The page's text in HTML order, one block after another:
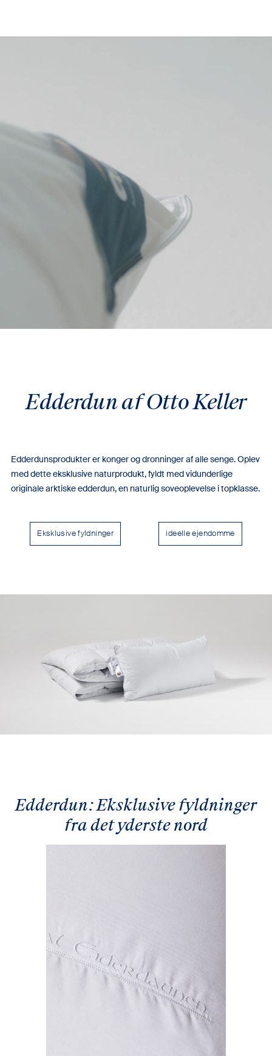
Edderdun af Otto Keller
Edderdunsprodukter er konger og dronninger af alle senge. Oplev
med dette eksklusive naturprodukt, fyldt med vidunderlige
originale arktiske edderdun, en naturlig soveoplevelse i topklasse.
Eksklusive fyldninger ideelle ejendomme
Edderdun: Eksklusive fyldninger
fra det yderste nord